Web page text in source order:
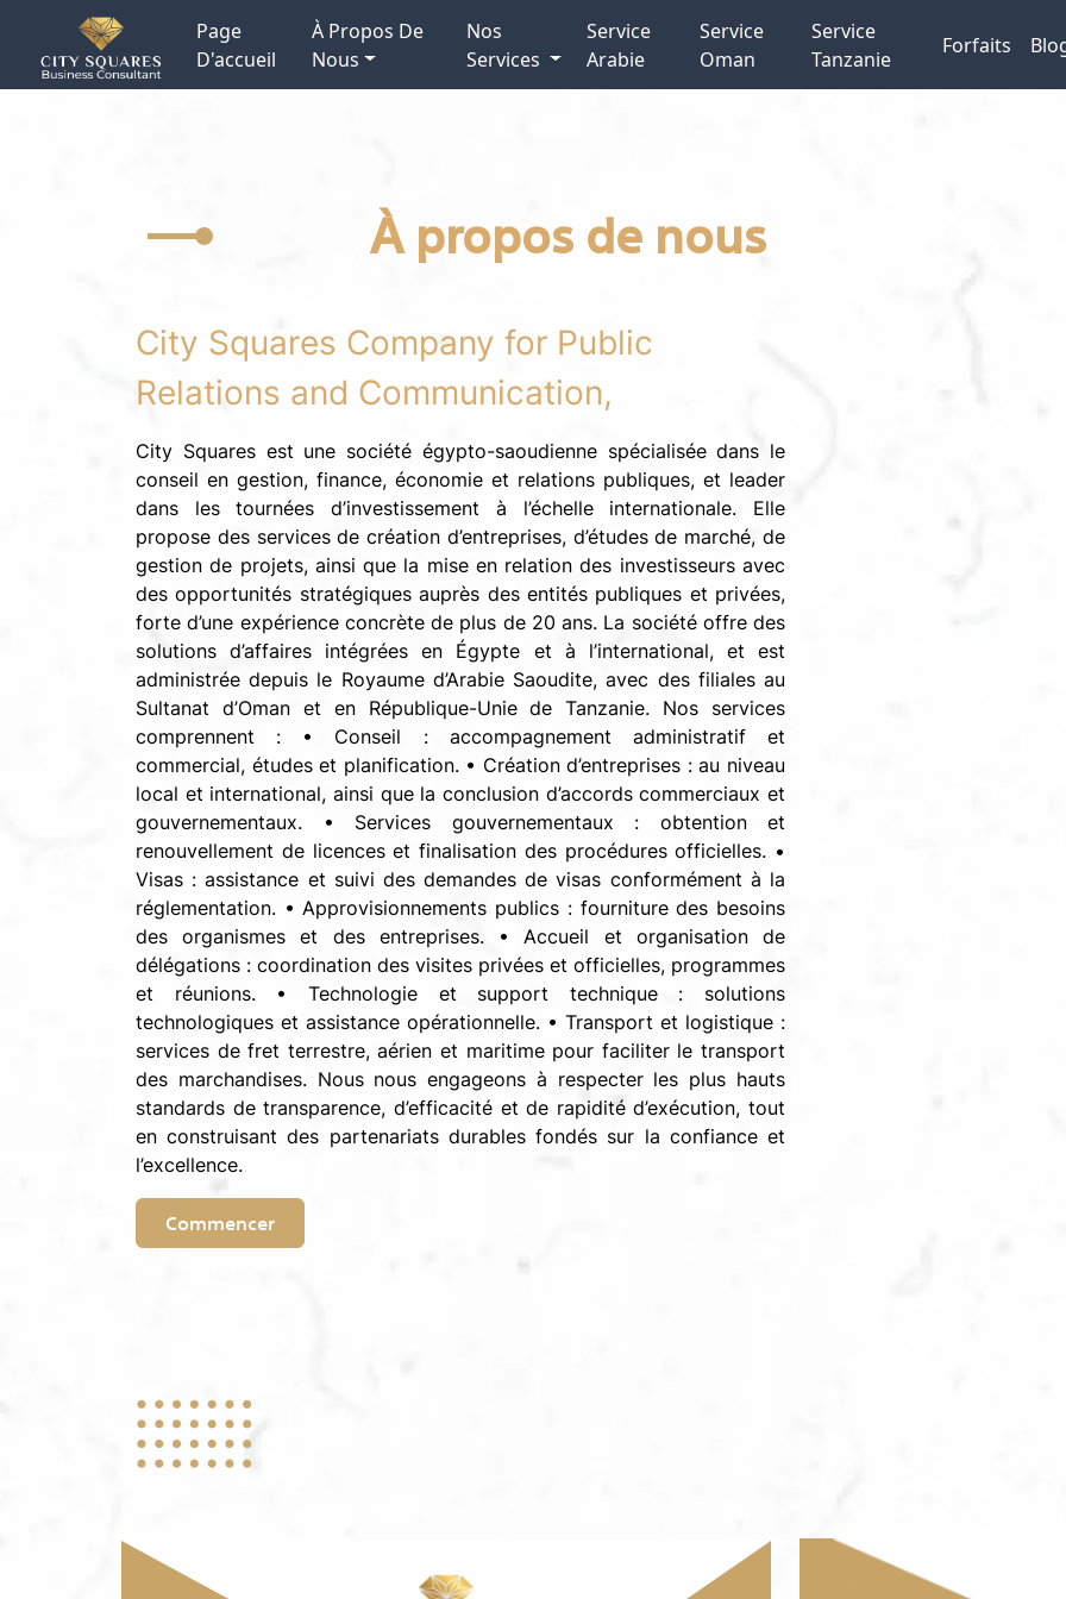
Page
D'accueil
À Propos De
Nous
Nos
Services
Service
Arabie
Service
Oman
Service
Tanzanie
Forfaits
À propos de nous
City Squares Company for Public
Relations and Communication,
City Squares est une société égypto-saoudienne spécialisée dans le
conseil en gestion, finance, économie et relations publiques, et leader
dans les tournées d’investissement à l’échelle internationale. Elle
propose des services de création d’entreprises, d’études de marché, de
gestion de projets, ainsi que la mise en relation des investisseurs avec
des opportunités stratégiques auprès des entités publiques et privées,
forte d’une expérience concrète de plus de 20 ans. La société offre des
solutions d’affaires intégrées en Égypte et à l’international, et est
administrée depuis le Royaume d’Arabie Saoudite, avec des filiales au
Sultanat d’Oman et en République-Unie de Tanzanie. Nos services
comprennent : • Conseil : accompagnement administratif et
commercial, études et planification. • Création d’entreprises : au niveau
local et international, ainsi que la conclusion d’accords commerciaux et
gouvernementaux. • Services gouvernementaux : obtention et
renouvellement de licences et finalisation des procédures officielles. •
Visas : assistance et suivi des demandes de visas conformément à la
réglementation. • Approvisionnements publics : fourniture des besoins
des organismes et des entreprises. • Accueil et organisation de
délégations : coordination des visites privées et officielles, programmes
et réunions. • Technologie et support technique : solutions
technologiques et assistance opérationnelle. • Transport et logistique :
services de fret terrestre, aérien et maritime pour faciliter le transport
des marchandises. Nous nous engageons à respecter les plus hauts
standards de transparence, d’efficacité et de rapidité d’exécution, tout
en construisant des partenariats durables fondés sur la confiance et
l’excellence.
Commencer